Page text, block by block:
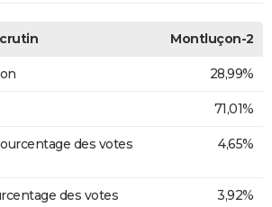
Montluçon-2
28,99%
71,01%
des votes
4,65%
des votes
3,92%